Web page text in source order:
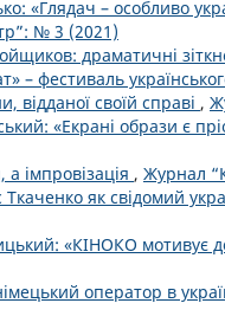
«Глядач – особливо
№ 3 (2021)
драматичні
– фестиваль
відданої своїй справі ,
«Екрані образи є
а імпровізація , Журнал
як свідомий
«КІНОКО мотивує
оператор в